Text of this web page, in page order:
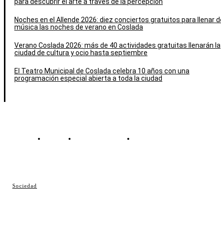
Sociedad
Noches en el Allende 2026: diez conciertos gratuitos para llenar
música las noches de verano en Coslada
Verano Coslada 2026: más de 40 actividades gratuitas llenarán la
ciudad de cultura y ocio hasta septiembre
El Teatro Municipal de Coslada celebra 10 años con una
programación especial abierta a toda la ciudad
Contacto Política de cookies